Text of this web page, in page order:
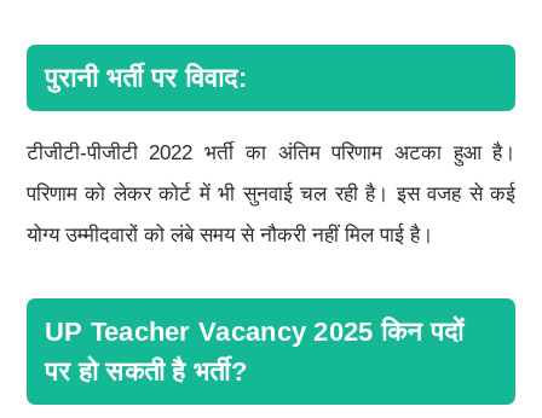
पुरानी भर्ती पर विवाद:
टीजीटी-पीजीटी 2022 भर्ती का अंतिम परिणाम अटका हुआ है।
परिणाम को लेकर कोर्ट में भी सुनवाई चल रही है। इस वजह से कई
योग्य उम्मीदवारों को लंबे समय से नौकरी नहीं मिल पाई है।
UP Teacher Vacancy 2025 किन पदों
पर हो सकती है भर्ती?